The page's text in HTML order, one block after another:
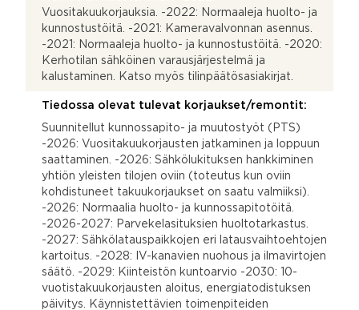
Vuositakuukorjauksia. -2022: Normaaleja huolto- ja
kunnostustöitä. -2021: Kameravalvonnan asennus.
-2021: Normaaleja huolto- ja kunnostustöitä. -2020:
Kerhotilan sähköinen varausjärjestelmä ja
kalustaminen. Katso myös tilinpäätösasiakirjat.
Tiedossa olevat tulevat korjaukset/remontit:
Suunnitellut kunnossapito- ja muutostyöt (PTS)
-2026: Vuositakuukorjausten jatkaminen ja loppuun
saattaminen. -2026: Sähkölukituksen hankkiminen
yhtiön yleisten tilojen oviin (toteutus kun oviin
kohdistuneet takuukorjaukset on saatu valmiiksi).
-2026: Normaalia huolto- ja kunnossapitotöitä.
-2026-2027: Parvekelasituksien huoltotarkastus.
-2027: Sähkölatauspaikkojen eri latausvaihtoehtojen
kartoitus. -2028: IV-kanavien nuohous ja ilmavirtojen
säätö. -2029: Kiinteistön kuntoarvio -2030: 10-
vuotistakuukorjausten aloitus, energiatodistuksen
päivitys. Käynnistettävien toimenpiteiden